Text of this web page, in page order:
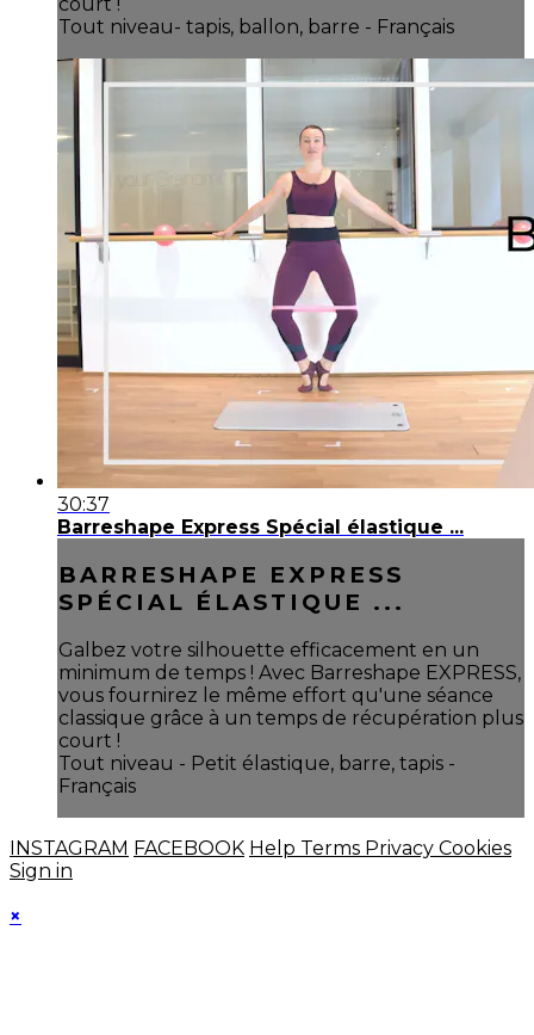
Tout niveau- tapis, ballon, barre - Français
30:37
Barreshape Express Spécial élastique ...
BARRESHAPE EXPRESS
SPÉCIAL ÉLASTIQUE ...
Galbez votre silhouette efficacement en un
minimum de temps ! Avec Barreshape EXPRESS,
vous fournirez le même effort qu'une séance
classique grâce à un temps de récupération plus
court !
Tout niveau - Petit élastique, barre, tapis -
Français
INSTAGRAM FACEBOOK Help Terms Privacy Cookies
Sign in
×